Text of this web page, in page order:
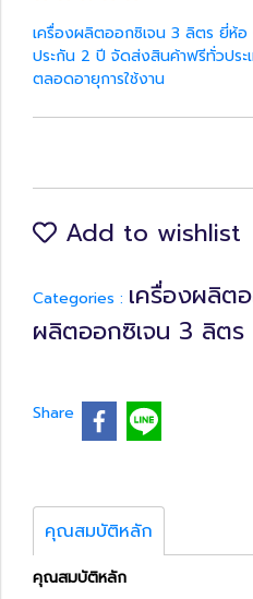
เครื่องผลิตออกซิเจน 3 ลิตร ยี่ห้อ
ประกัน 2 ปี จัดส่งสินค้าฟรีทั่วประ
ตลอดอายุการใช้งาน
Add to wishlist
Categories : เครื่องผลิต
ผลิตออกซิเจน 3 ลิตร
Share
คุณสมบัติหลัก
คุณสมบัติหลัก